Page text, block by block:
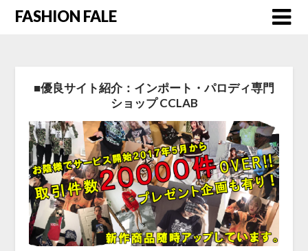
FASHION FALE
■優良サイト紹介：インポート・パロディ専門
ショップ CCLAB